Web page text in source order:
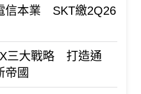
信本業 SKT繳2Q26
三大戰略 打造通
帝國